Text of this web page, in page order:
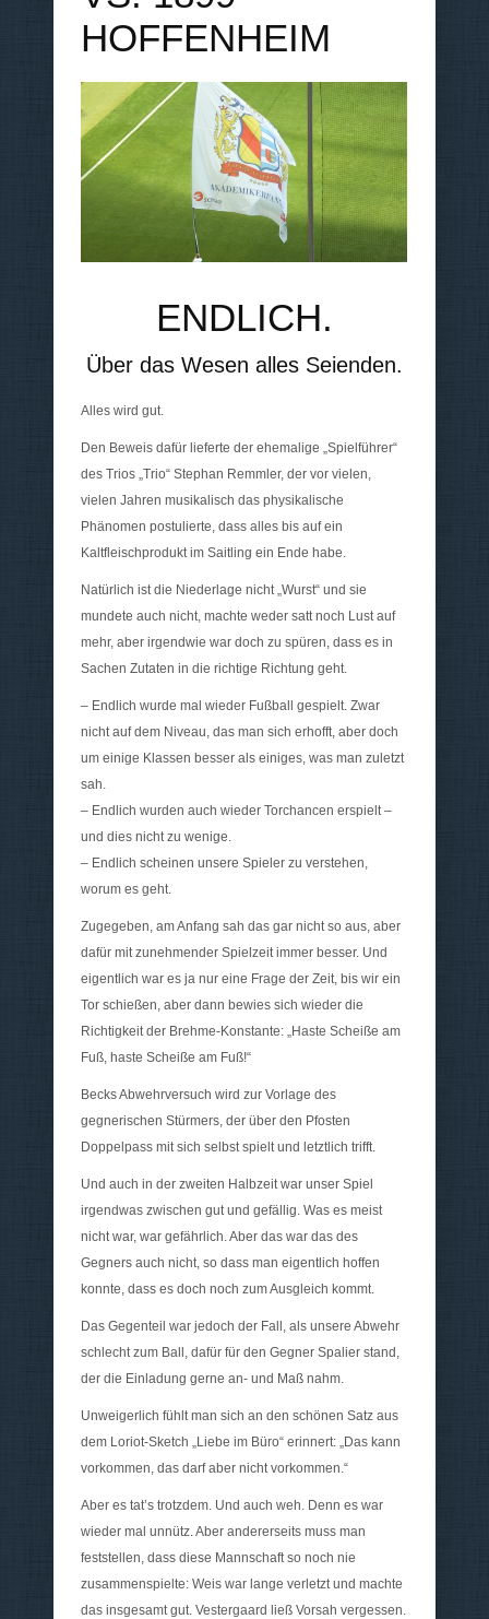
HOFFENHEIM
ENDLICH.
Über das Wesen alles Seienden.
Alles wird gut.
Den Beweis dafür lieferte der ehemalige „Spielführer“
des Trios „Trio“ Stephan Remmler, der vor vielen,
vielen Jahren musikalisch das physikalische
Phänomen postulierte, dass alles bis auf ein
Kaltfleischprodukt im Saitling ein Ende habe.
Natürlich ist die Niederlage nicht „Wurst“ und sie
mundete auch nicht, machte weder satt noch Lust auf
mehr, aber irgendwie war doch zu spüren, dass es in
Sachen Zutaten in die richtige Richtung geht.
– Endlich wurde mal wieder Fußball gespielt. Zwar
nicht auf dem Niveau, das man sich erhofft, aber doch
um einige Klassen besser als einiges, was man zuletzt
sah.
– Endlich wurden auch wieder Torchancen erspielt –
und dies nicht zu wenige.
– Endlich scheinen unsere Spieler zu verstehen,
worum es geht.
Zugegeben, am Anfang sah das gar nicht so aus, aber
dafür mit zunehmender Spielzeit immer besser. Und
eigentlich war es ja nur eine Frage der Zeit, bis wir ein
Tor schießen, aber dann bewies sich wieder die
Richtigkeit der Brehme-Konstante: „Haste Scheiße am
Fuß, haste Scheiße am Fuß!“
Becks Abwehrversuch wird zur Vorlage des
gegnerischen Stürmers, der über den Pfosten
Doppelpass mit sich selbst spielt und letztlich trifft.
Und auch in der zweiten Halbzeit war unser Spiel
irgendwas zwischen gut und gefällig. Was es meist
nicht war, war gefährlich. Aber das war das des
Gegners auch nicht, so dass man eigentlich hoffen
konnte, dass es doch noch zum Ausgleich kommt.
Das Gegenteil war jedoch der Fall, als unsere Abwehr
schlecht zum Ball, dafür für den Gegner Spalier stand,
der die Einladung gerne an- und Maß nahm.
Unweigerlich fühlt man sich an den schönen Satz aus
dem Loriot-Sketch „Liebe im Büro“ erinnert: „Das kann
vorkommen, das darf aber nicht vorkommen.“
Aber es tat’s trotzdem. Und auch weh. Denn es war
wieder mal unnütz. Aber andererseits muss man
feststellen, dass diese Mannschaft so noch nie
zusammenspielte: Weis war lange verletzt und machte
das insgesamt gut. Vestergaard ließ Vorsah vergessen.